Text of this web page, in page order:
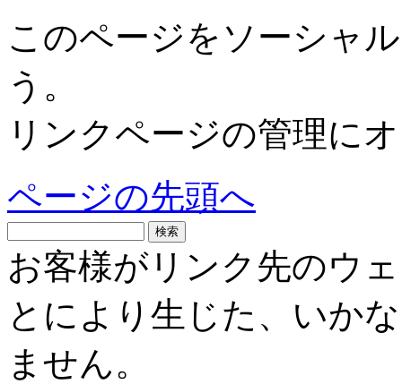
このページをソーシャ
う。
リンクページの管理に
ページの先頭へ
お客様がリンク先のウ
とにより生じた、いか
ません。